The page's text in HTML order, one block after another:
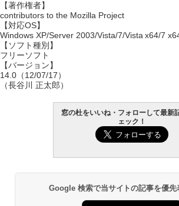
【著作権者】
contributors to the Mozilla Project
【対応OS】
Windows XP/Server 2003/Vista/7/Vista x64/7
【ソフト種別】
フリーソフト
【バージョン】
14.0（12/07/17）
（長谷川 正太郎）
窓の杜をいいね・フォローして最新
ェック！
Google 検索で当サイトの記事を優先